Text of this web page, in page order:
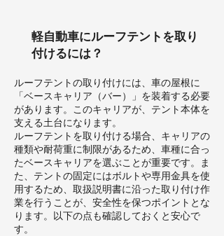
軽自動車にルーフテントを取り
付けるには？
ルーフテントの取り付けには、車の屋根に
「ベースキャリア（バー）」を装着する必要
があります。このキャリアが、テント本体を
支える土台になります。
ルーフテントを取り付ける場合、キャリアの
種類や耐荷重に制限があるため、車種に合っ
たベースキャリアを選ぶことが重要です。ま
た、テントの固定にはボルトや専用金具を使
用するため、取扱説明書に沿った取り付け作
業を行うことが、安全性を保つポイントとな
ります。以下の点も確認しておくと安心で
す。